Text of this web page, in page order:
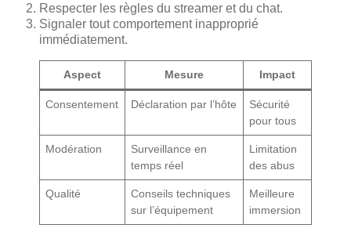
Respecter les règles du streamer et du chat.
Signaler tout comportement inapproprié
immédiatement.
Aspect Mesure Impact
Consentement Déclaration par l’hôte
Sécurité
pour tous
Modération
Surveillance en
temps réel
Limitation
des abus
Qualité
Conseils techniques
sur l’équipement
Meilleure
immersion